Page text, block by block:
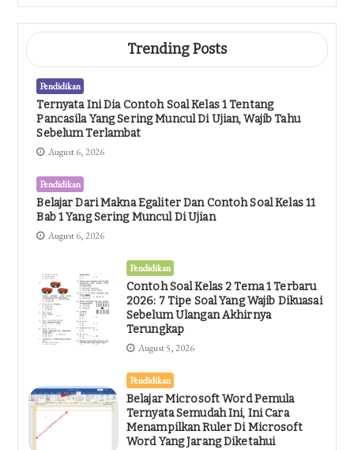
Trending Posts
Pendidikan
Ternyata Ini Dia Contoh Soal Kelas 1 Tentang
Pancasila Yang Sering Muncul Di Ujian, Wajib Tahu
Sebelum Terlambat
August 6, 2026
Pendidikan
Belajar Dari Makna Egaliter Dan Contoh Soal Kelas 11
Bab 1 Yang Sering Muncul Di Ujian
August 6, 2026
Pendidikan
Contoh Soal Kelas 2 Tema 1 Terbaru
2026: 7 Tipe Soal Yang Wajib Dikuasai
Sebelum Ulangan Akhirnya
Terungkap
August 5, 2026
Pendidikan
Belajar Microsoft Word Pemula
Ternyata Semudah Ini, Ini Cara
Menampilkan Ruler Di Microsoft
Word Yang Jarang Diketahui